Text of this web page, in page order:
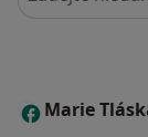
M Marie